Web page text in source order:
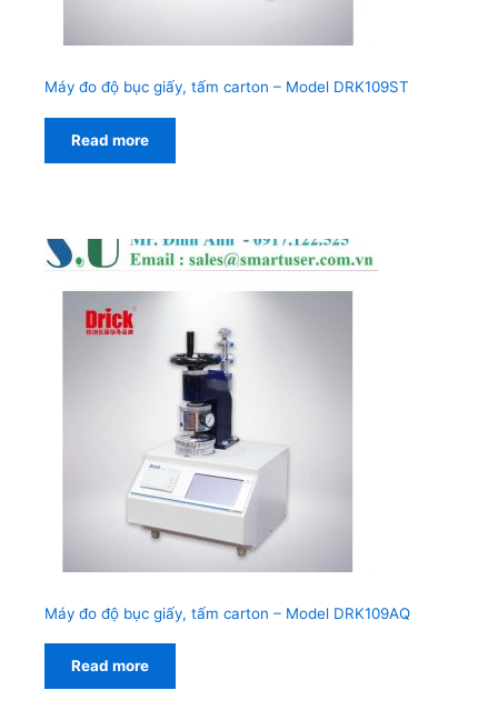
Máy đo độ bục giấy, tấm carton – Model DRK109ST
Read more
Máy đo độ bục giấy, tấm carton – Model DRK109AQ
Read more